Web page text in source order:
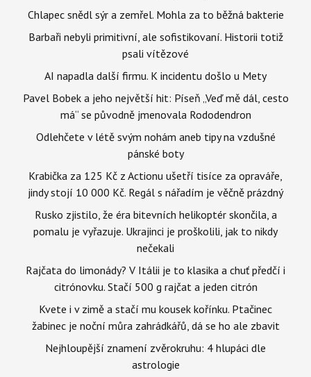
Chlapec snědl sýr a zemřel. Mohla za to běžná bakterie
Barbaři nebyli primitivní, ale sofistikovaní. Historii totiž
psali vítězové
AI napadla další firmu. K incidentu došlo u Mety
Pavel Bobek a jeho největší hit: Píseň „Veď mě dál, cesto
má“ se původně jmenovala Rododendron
Odlehčete v létě svým nohám aneb tipy na vzdušné
pánské boty
Krabička za 125 Kč z Actionu ušetří tisíce za opraváře,
jindy stojí 10 000 Kč. Regál s nářadím je věčně prázdný
Rusko zjistilo, že éra bitevních helikoptér skončila, a
pomalu je vyřazuje. Ukrajinci je proškolili, jak to nikdy
nečekali
Rajčata do limonády? V Itálii je to klasika a chuť předčí i
citrónovku. Stačí 500 g rajčat a jeden citrón
Kvete i v zimě a stačí mu kousek kořínku. Ptačinec
žabinec je noční můra zahrádkářů, dá se ho ale zbavit
Nejhloupější znamení zvěrokruhu: 4 hlupáci dle
astrologie